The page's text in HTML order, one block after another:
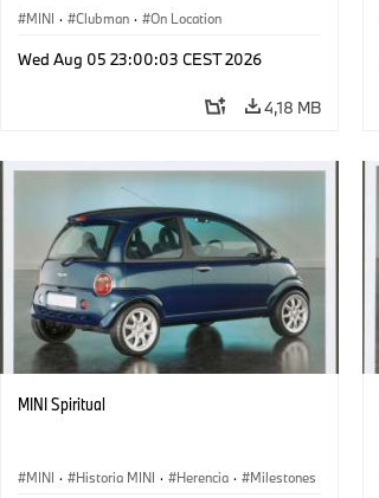
MINI · Clubman · On Location
Wed Aug 05 23:00:03 CEST 2026
4,18 MB
MINI Spiritual
MINI · Historia MINI · Herencia · Milestones